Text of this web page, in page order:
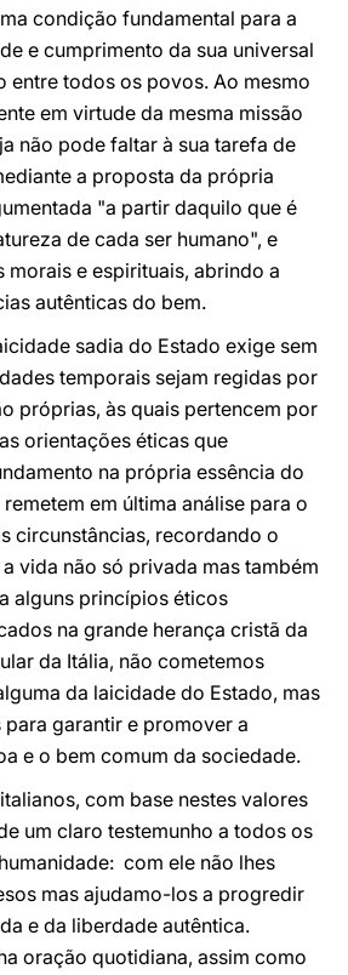
condição fundamental para a
e cumprimento da sua universal
entre todos os povos. Ao mesmo
em virtude da mesma missão
não pode faltar à sua tarefa de
a proposta da própria
"a partir daquilo que é
de cada ser humano", e
morais e espirituais, abrindo a
autênticas do bem.
sadia do Estado exige sem
temporais sejam regidas por
próprias, às quais pertencem por
orientações éticas que
na própria essência do
em última análise para o
circunstâncias, recordando o
vida não só privada mas também
alguns princípios éticos
na grande herança cristã da
da Itália, não cometemos
da laicidade do Estado, mas
garantir e promover a
e o bem comum da sociedade.
com base nestes valores
um claro testemunho a todos os
com ele não lhes
mas ajudamo-los a progredir
e da liberdade autêntica.
oração quotidiana, assim como